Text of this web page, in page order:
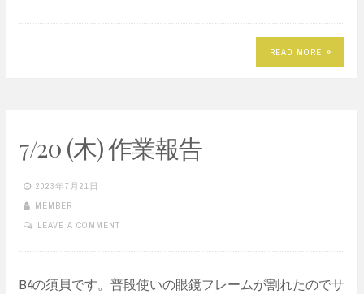
READ MORE
7/20 (木) 作業報告
2023年7月21日
MEMBER
LEAVE A COMMENT
B4の須貝です。普段使いの眼鏡フレームが割れたのでサ